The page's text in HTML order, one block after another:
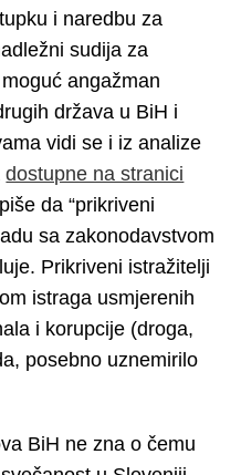
i naredbu za
sudija za
angažman
država u BiH i
vidi se i iz analize
dostupne na stranici
da “prikriveni
sa zakonodavstvom
Prikriveni istražitelji
istraga usmjerenih
i korupcije (droga,
posebno uznemirilo
BiH ne zna o čemu